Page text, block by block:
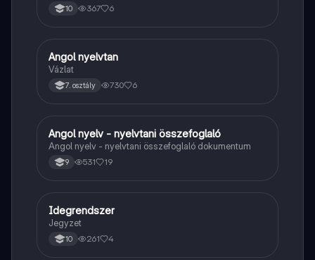
10 367 6
Angol
Angol nyelvtan
Vázlat
7. osztály 730 6
Angol
Angol nyelv - nyelvtani összefoglaló
Angol nyelv - nyelvtani összefoglaló dokumentum
9 531 19
Töri
Idegrendszer
Jegyzet
10 261 4